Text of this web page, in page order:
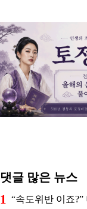
댓글 많은 뉴스
1